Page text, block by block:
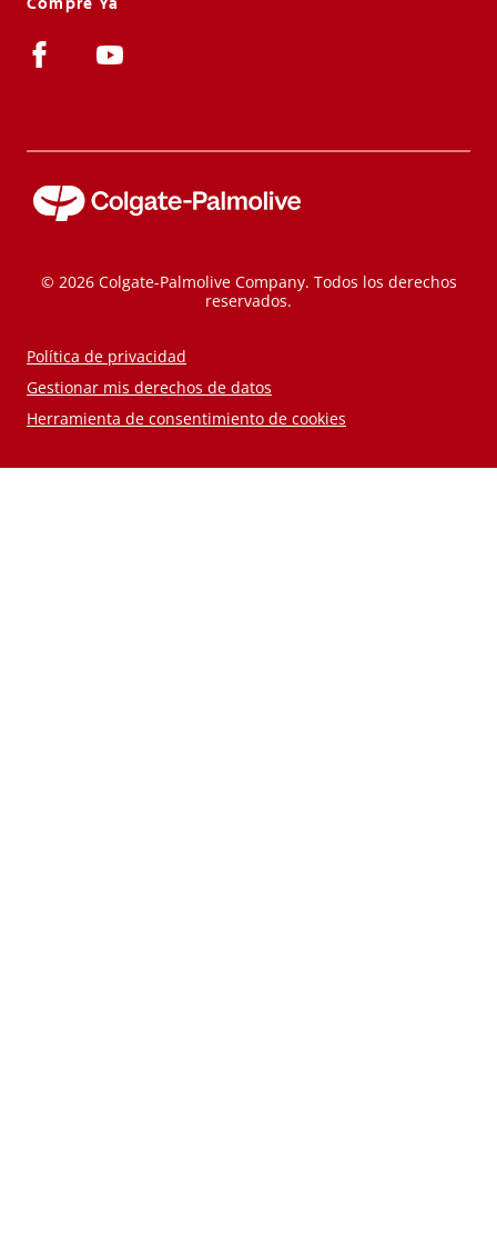
© 2026 Colgate-Palmolive Company. Todos los derechos
reservados.
Política de privacidad
Gestionar mis derechos de datos
Herramienta de consentimiento de cookies